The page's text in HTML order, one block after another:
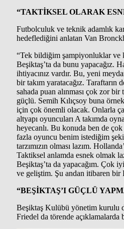
“TAKTİKSEL OLARAK
Futbolculuk ve teknik adamlık
hedeflediğini anlatan Van
“Tek bildiğim şampiyonluklar ve
Beşiktaş’ta da bunu yapacağız.
ihtiyacınız vardır. Bu, yeni
bir takım yaratacağız. Taraftarın
sahada puan alınması çok zor bir
güçlü. Semih Kılıçsoy buna
için çok önemli olacak. Onlarla
altyapı oyuncuları A takımda
heyecanlı. Bu konuda ben de
fazla oyuncu benim istediğim
tarzımızın olması lazım.
Taktiksel anlamda esnek olmak
Beşiktaş’ta da yapacağım. Çok
ve geliştim. Şu andan itibaren bir
“BEŞİKTAŞ’I GÜÇLÜ
Beşiktaş Kulübü yönetim kurulu
Friedel da törende açıklamalarda